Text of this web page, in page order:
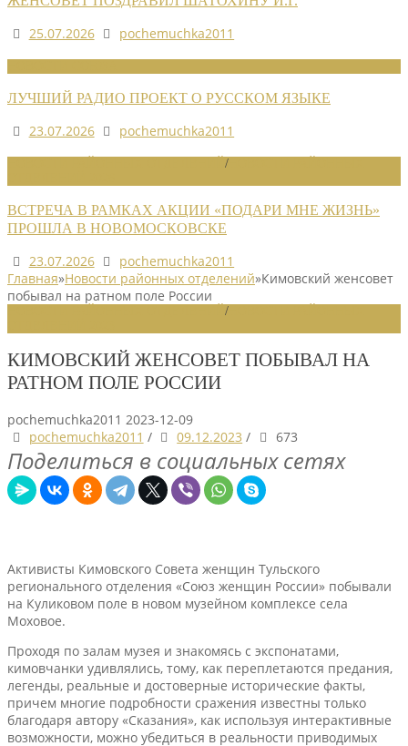
25.07.2026
pochemuchka2011
ЛУЧШИЙ РАДИО ПРОЕКТ О РУССКОМ ЯЗЫКЕ
23.07.2026
pochemuchka2011
/
ВСТРЕЧА В РАМКАХ АКЦИИ «ПОДАРИ МНЕ ЖИЗНЬ»
ПРОШЛА В НОВОМОСКОВСКЕ
23.07.2026
pochemuchka2011
Главная»Новости районных отделений»Кимовский женсовет
побывал на ратном поле России
/
КИМОВСКИЙ ЖЕНСОВЕТ ПОБЫВАЛ НА
РАТНОМ ПОЛЕ РОССИИ
pochemuchka2011 2023-12-09
pochemuchka2011 / 09.12.2023 / 673
Поделиться в социальных сетях
Активисты Кимовского Совета женщин Тульского
регионального отделения «Союз женщин России» побывали
на Куликовом поле в новом музейном комплексе села
Моховое.
Проходя по залам музея и знакомясь с экспонатами,
кимовчанки удивлялись, тому, как переплетаются предания,
легенды, реальные и достоверные исторические факты,
причем многие подробности сражения известны только
благодаря автору «Сказания», как используя интерактивные
возможности, можно убедиться в реальности приводимых